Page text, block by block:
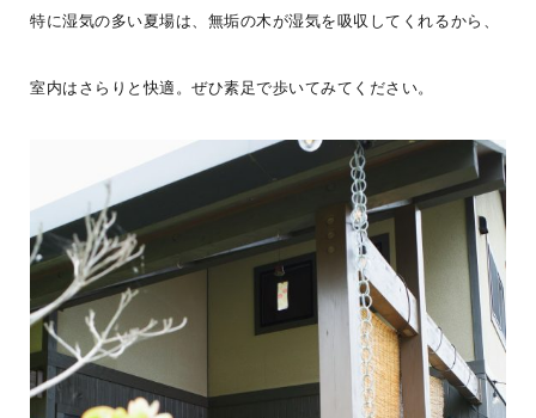
sapporo.bess.jp
特に湿気の多い夏場は、無垢の木が湿気を吸収してくれるから、
室内はさらりと快適。ぜひ素足で歩いてみてください。